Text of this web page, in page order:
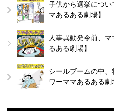
子供から選挙につ
マあるある劇場】
人事異動発令前、
るある劇場】
シールブームの中
ワーママあるある劇